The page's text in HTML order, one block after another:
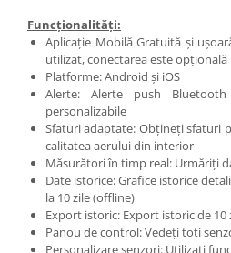
Funcționalități:
Aplicație Mobilă Gratuită și
utilizat, conectarea este opțională
Platforme: Android și iOS
Alerte: Alerte push
personalizabile
Sfaturi adaptate: Obțineți sfaturi
calitatea aerului din interior
Măsurători în timp real: Urmăriți
Date istorice: Grafice istorice
la 10 zile (offline)
Export istoric: Export istoric de 10
Panou de control: Vedeți toți